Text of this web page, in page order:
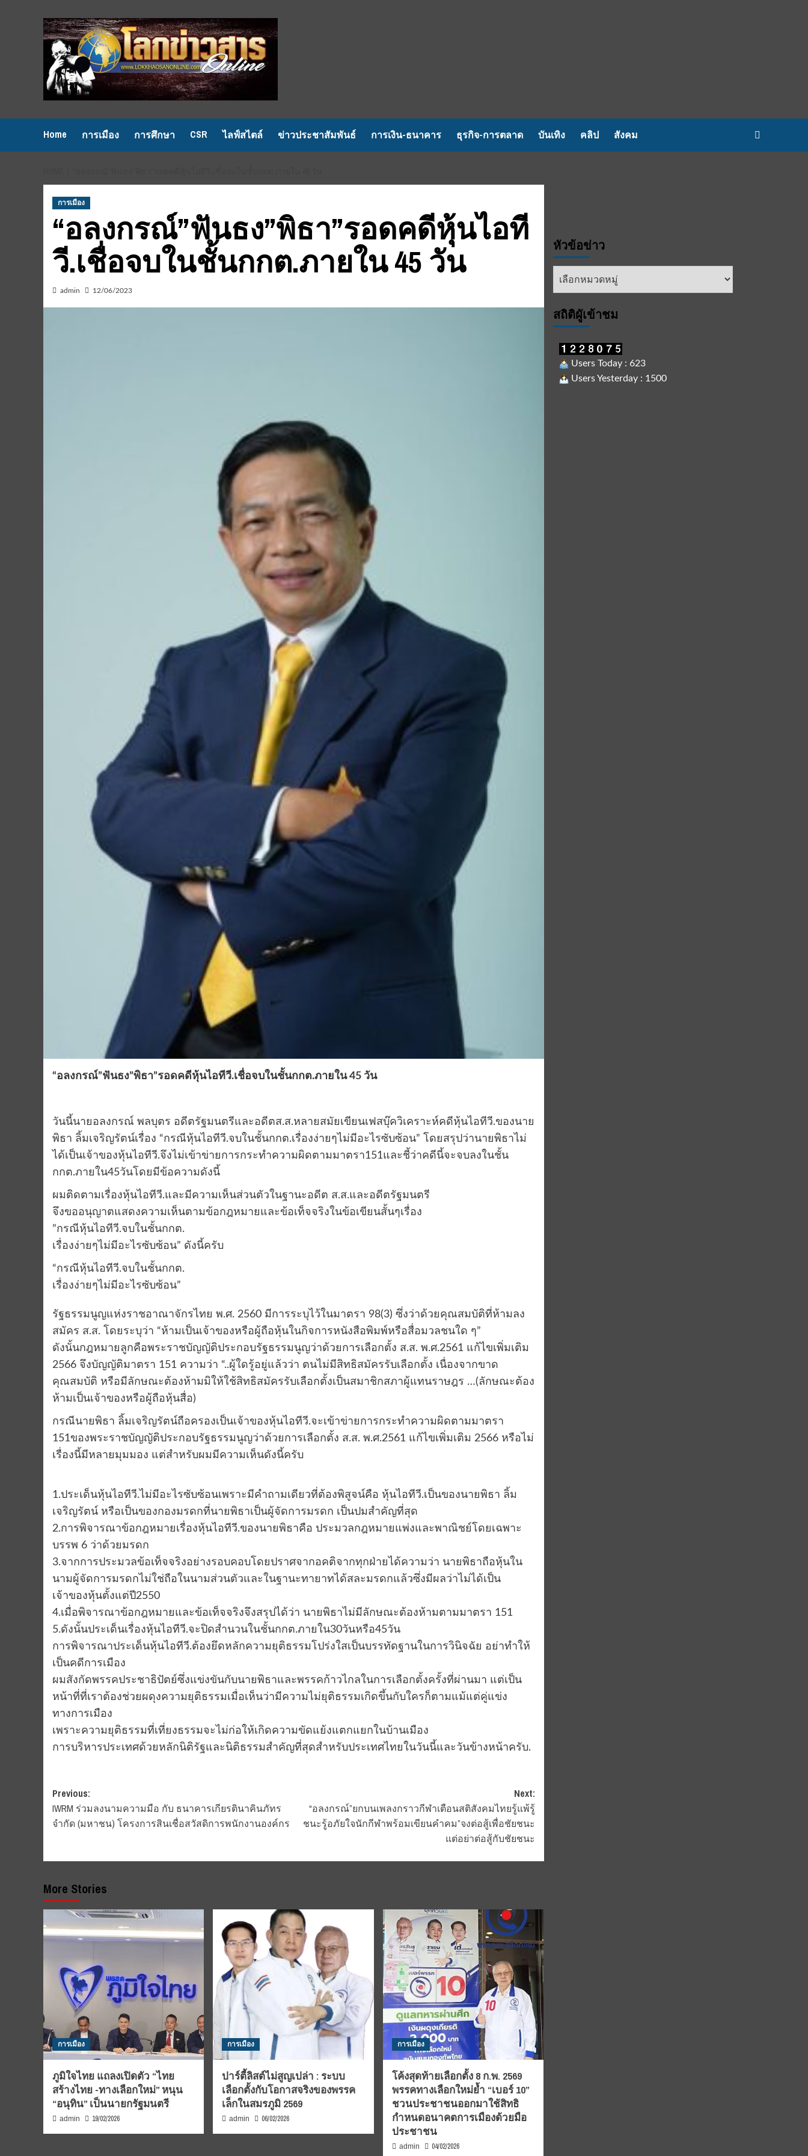
Home การเมือง การศึกษา CSR ไลฟ์สไตล์ ข่าวประชาสัมพันธ์ การเงิน-ธนาคาร ธุรกิจ-การตลาด บันเทิง คลิป สังคม
การเมือง
“อลงกรณ์”ฟันธง”พิธา”รอดคดีหุ้นไอที
วี.เชื่อจบในชั้นกกต.ภายใน 45 วัน
admin 12/06/2023
“อลงกรณ์”ฟันธง”พิธา”รอดคดีหุ้นไอทีวี.เชื่อจบในชั้นกกต.ภายใน 45 วัน
วันนี้นายอลงกรณ์ พลบุตร อดีตรัฐมนตรีและอดีตส.ส.หลายสมัยเขียนเฟสบุ๊ควิเคราะห์คดีหุ้นไอทีวี.ของนาย
พิธา ลิ้มเจริญรัตน์เรื่อง “กรณีหุ้นไอทีวี.จบในชั้นกกต.เรื่องง่ายๆไม่มีอะไรซับซ้อน” โดยสรุปว่านายพิธาไม่
ได้เป็นเจ้าของหุ้นไอทีวี.จึงไม่เข้าข่ายการกระทำความผิดตามมาตรา151และชี้ว่าคดีนี้จะจบลงในชั้น
กกต.ภายใน45วันโดยมีข้อความดังนี้
ผมติดตามเรื่องหุ้นไอทีวี.และมีความเห็นส่วนตัวในฐานะอดีต ส.ส.และอดีตรัฐมนตรี
จึงขออนุญาตแสดงความเห็นตามข้อกฎหมายและข้อเท็จจริงในข้อเขียนสั้นๆเรื่อง
”กรณีหุ้นไอทีวี.จบในชั้นกกต.
เรื่องง่ายๆไม่มีอะไรซับซ้อน” ดังนี้ครับ
“กรณีหุ้นไอทีวี.จบในชั้นกกต.
เรื่องง่ายๆไม่มีอะไรซับซ้อน”
รัฐธรรมนูญแห่งราชอาณาจักรไทย พ.ศ. 2560 มีการระบุไว้ในมาตรา 98(3) ซึ่งว่าด้วยคุณสมบัติที่ห้ามลง
สมัคร ส.ส. โดยระบุว่า “ห้ามเป็นเจ้าของหรือผู้ถือหุ้นในกิจการหนังสือพิมพ์หรือสื่อมวลชนใด ๆ”
ดังนั้นกฎหมายลูกคือพระราชบัญญัติประกอบรัฐธรรมนูญว่าด้วยการเลือกตั้ง ส.ส. พ.ศ.2561 แก้ไขเพิ่มเติม
2566 จึงบัญญัติมาตรา 151 ความว่า “..ผู้ใดรู้อยู่แล้วว่า ตนไม่มีสิทธิสมัครรับเลือกตั้ง เนื่องจากขาด
คุณสมบัติ หรือมีลักษณะต้องห้ามมิให้ใช้สิทธิสมัครรับเลือกตั้งเป็นสมาชิกสภาผู้แทนราษฎร …(ลักษณะต้อง
ห้ามเป็นเจ้าของหรือผู้ถือหุ้นสื่อ)
กรณีนายพิธา ลิ้มเจริญรัตน์ถือครองเป็นเจ้าของหุ้นไอทีวี.จะเข้าข่ายการกระทำความผิดตามมาตรา
151ของพระราชบัญญัติประกอบรัฐธรรมนูญว่าด้วยการเลือกตั้ง ส.ส. พ.ศ.2561 แก้ไขเพิ่มเติม 2566 หรือไม่
เรื่องนี้มีหลายมุมมอง แต่สำหรับผมมีความเห็นดังนี้ครับ
1.ประเด็นหุ้นไอทีวี.ไม่มีอะไรซับซ้อนเพราะมีคำถามเดียวที่ต้องพิสูจน์คือ หุ้นไอทีวี.เป็นของนายพิธา ลิ้ม
เจริญรัตน์ หรือเป็นของกองมรดกที่นายพิธาเป็นผู้จัดการมรดก เป็นปมสำคัญที่สุด
2.การพิจารณาข้อกฎหมายเรื่องหุ้นไอทีวี.ของนายพิธาคือ ประมวลกฎหมายแพ่งและพาณิชย์โดยเฉพาะ
บรรพ 6 ว่าด้วยมรดก
3.จากการประมวลข้อเท็จจริงอย่างรอบคอบโดยปราศจากอคติจากทุกฝ่ายได้ความว่า นายพิธาถือหุ้นใน
นามผู้จัดการมรดกไม่ใช่ถือในนามส่วนตัวและในฐานะทายาทได้สละมรดกแล้วซึ่งมีผลว่าไม่ได้เป็น
เจ้าของหุ้นตั้งแต่ปี2550
4.เมื่อพิจารณาข้อกฎหมายและข้อเท็จจริงจึงสรุปได้ว่า นายพิธาไม่มีลักษณะต้องห้ามตามมาตรา 151
5.ดังนั้นประเด็นเรื่องหุ้นไอทีวี.จะปิดสำนวนในชั้นกกต.ภายใน30วันหรือ45วัน
การพิจารณาประเด็นหุ้นไอทีวี.ต้องยึดหลักความยุติธรรมโปร่งใสเป็นบรรทัดฐานในการวินิจฉัย อย่าทำให้
เป็นคดีการเมือง
ผมสังกัดพรรคประชาธิปัตย์ซึ่งแข่งขันกับนายพิธาและพรรคก้าวไกลในการเลือกตั้งครั้งที่ผ่านมา แต่เป็น
หน้าที่ที่เราต้องช่วยผดุงความยุติธรรมเมื่อเห็นว่ามีความไม่ยุติธรรมเกิดขึ้นกับใครก็ตามแม้แต่คู่แข่ง
ทางการเมือง
เพราะความยุติธรรมที่เที่ยงธรรมจะไม่ก่อให้เกิดความขัดแย้งแตกแยกในบ้านเมือง
การบริหารประเทศด้วยหลักนิติรัฐและนิติธรรมสำคัญที่สุดสำหรับประเทศไทยในวันนี้และวันข้างหน้าครับ.
Post
navigation
Previous:
IWRM ร่วมลงนามความมือ กับ ธนาคารเกียรตินาคินภัทร
จำกัด (มหาชน) โครงการสินเชื่อสวัสดิการพนักงานองค์กร
Next:
“อลงกรณ์”ยกบนเพลงกราวกีฬาเตือนสติสังคมไทยรู้แพ้รู้
ชนะรู้อภัยใจนักกีฬาพร้อมเขียนคำคม”จงต่อสู้เพื่อชัยชนะ
แต่อย่าต่อสู้กับชัยชนะ
More Stories
การเมือง
ภูมิใจไทย แถลงเปิดตัว “ไทย
สร้างไทย -ทางเลือกใหม่” หนุน
“อนุทิน” เป็นนายกรัฐมนตรี
admin 19/02/2026
การเมือง
ปาร์ตี้ลิสต์ไม่สูญเปล่า : ระบบ
เลือกตั้งกับโอกาสจริงของพรรค
เล็กในสมรภูมิ 2569
admin 06/02/2026
การเมือง
โค้งสุดท้ายเลือกตั้ง 8 ก.พ. 2569
พรรคทางเลือกใหม่ย้ำ “เบอร์ 10”
ชวนประชาชนออกมาใช้สิทธิ
กำหนดอนาคตการเมืองด้วยมือ
ประชาชน
admin 04/02/2026
หัวข้อข่าว
หัวข้อ
สถิติผูัเข้าชม
Users Today : 623
Users Yesterday : 1500